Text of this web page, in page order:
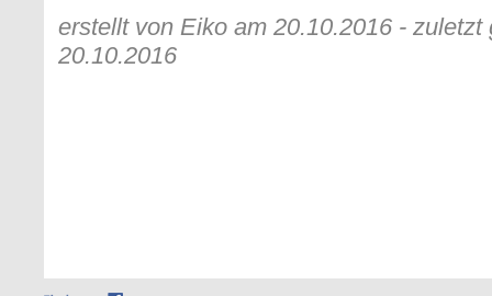
erstellt von Eiko am 20.10.2016 -
20.10.2016